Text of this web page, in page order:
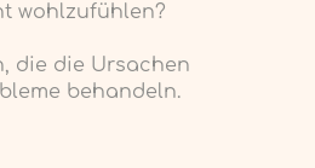
wohlzufühlen?
die die Ursachen
behandeln.